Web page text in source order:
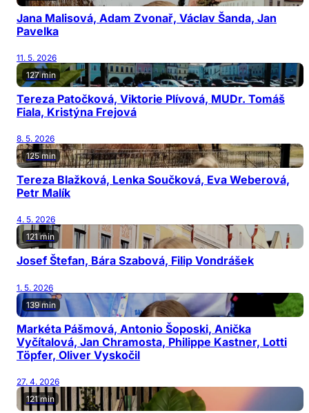
Jana Malisová, Adam Zvonař, Václav Šanda, Jan
Pavelka
11. 5. 2026
127 min
Tereza Patočková, Viktorie Plívová, MUDr. Tomáš
Fiala, Kristýna Frejová
8. 5. 2026
125 min
Tereza Blažková, Lenka Součková, Eva Weberová,
Petr Malík
4. 5. 2026
121 min
Josef Štefan, Bára Szabová, Filip Vondrášek
1. 5. 2026
139 min
Markéta Pášmová, Antonio Šoposki, Anička
Vyčítalová, Jan Chramosta, Philippe Kastner, Lotti
Töpfer, Oliver Vyskočil
27. 4. 2026
121 min